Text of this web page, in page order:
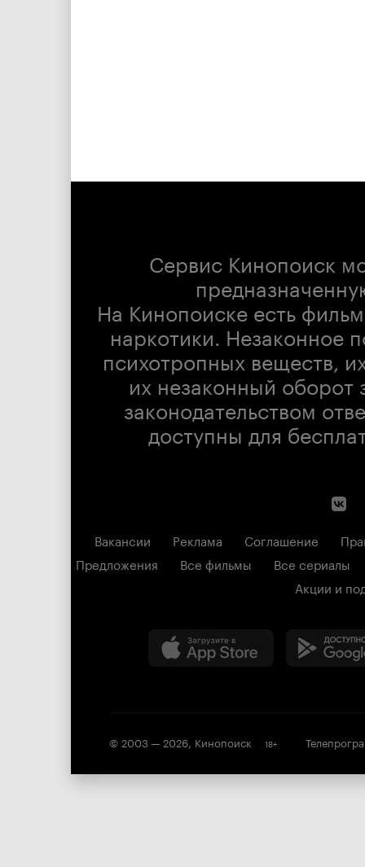
Сервис Кинопоиск
На Кинопоиске есть
наркотики. Незаконное
психотропных веществ,
их незаконный оборот
законодательством
доступны для
Вакансии Реклама Соглашение
Предложения
Все фильмы
Все сериалы
Акции и
© 2003 — 2026, Кинопоиск 18+